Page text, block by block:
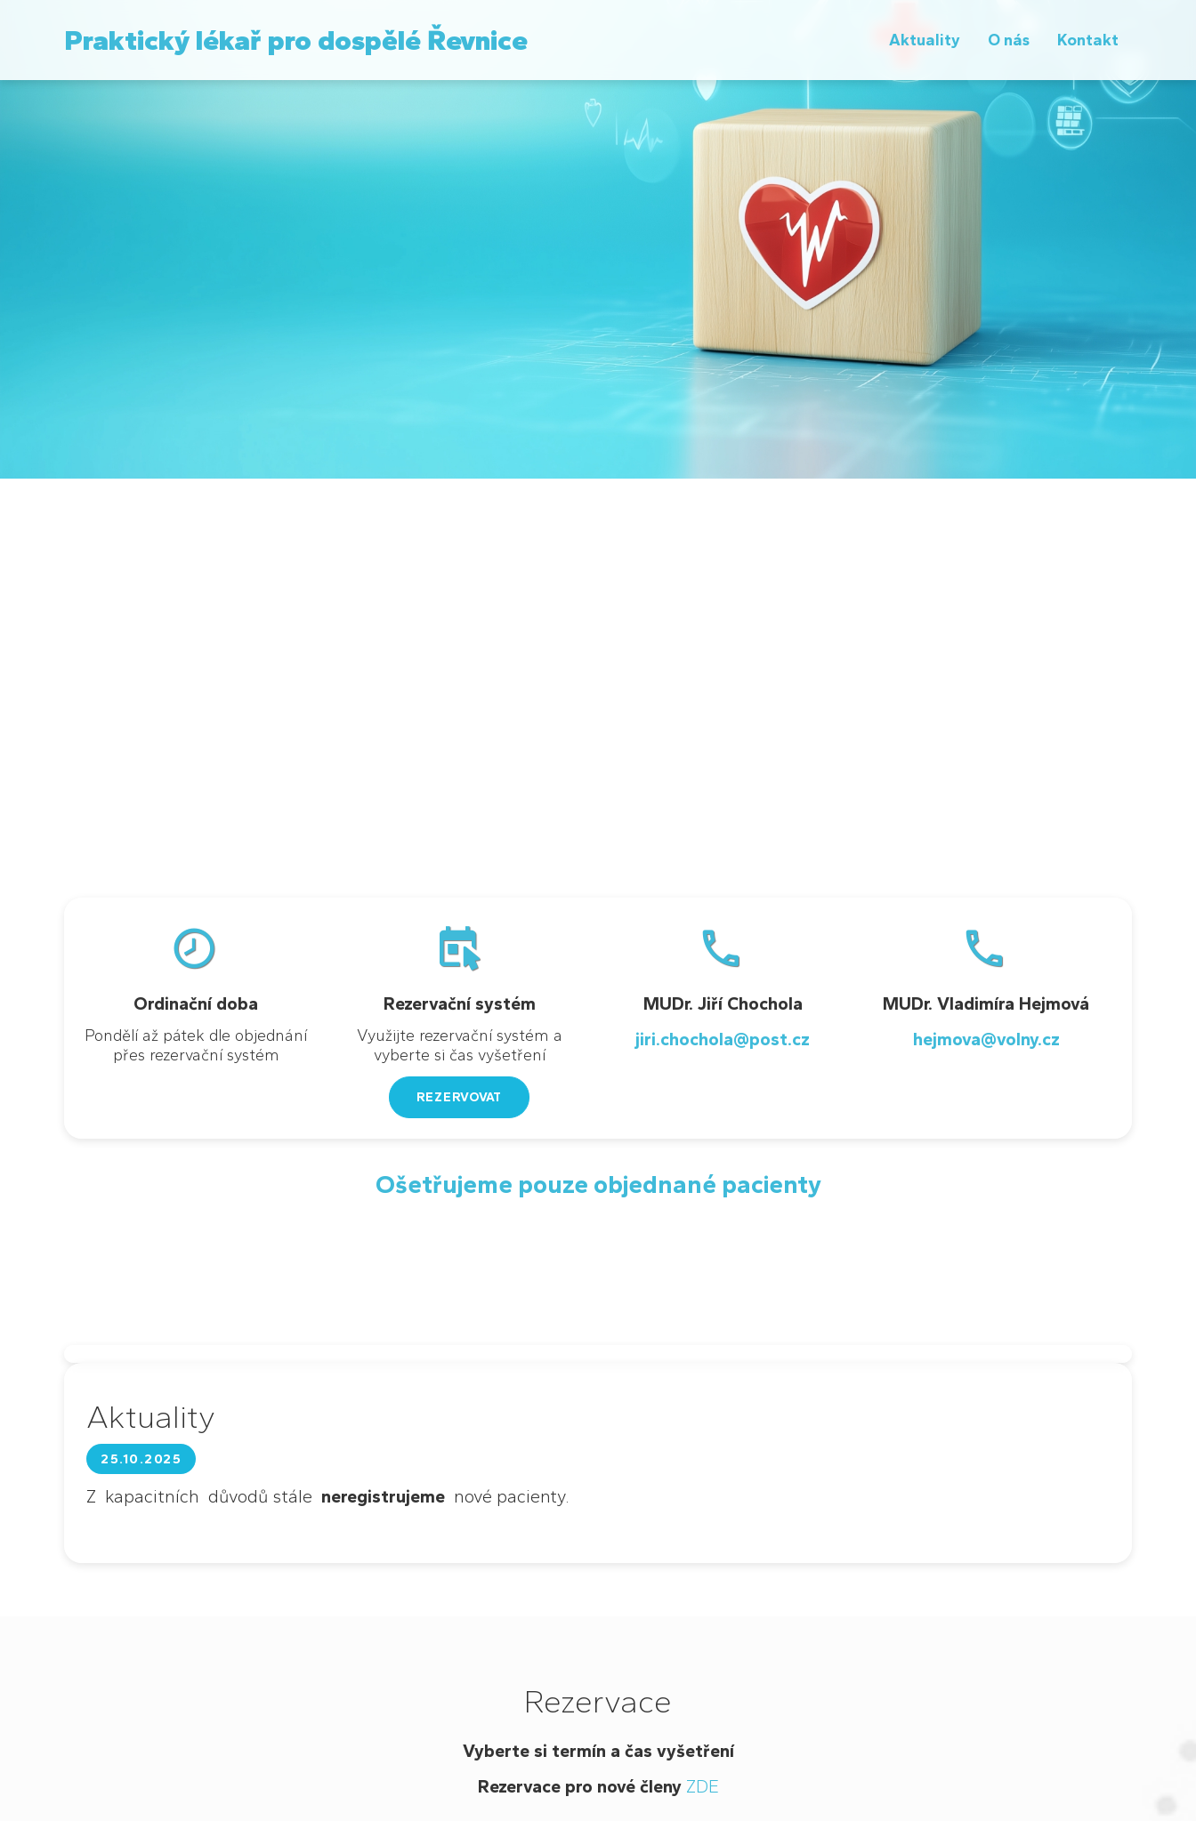
Praktický lékař pro dospělé Řevnice Aktuality O nás Kontakt
MUDr. Jiří Chochola
MUDr. Vladimíra Hejmová
Ordinační doba
Pondělí až pátek dle objednání
přes rezervační systém
Rezervační systém
Využijte rezervační systém a
vyberte si čas vyšetření
REZERVOVAT
MUDr. Jiří Chochola
jiri.chochola@post.cz
MUDr. Vladimíra Hejmová
hejmova@volny.cz
Ošetřujeme pouze objednané pacienty
Aktuality
25.10.2025
Z kapacitních důvodů stále neregistrujeme nové pacienty.
Rezervace
Vyberte si termín a čas vyšetření
Rezervace pro nové členy ZDE